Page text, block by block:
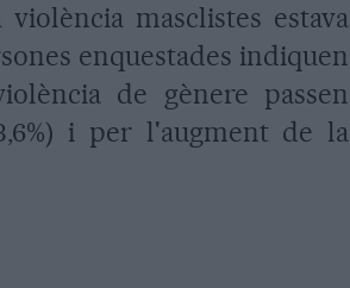
masclistes estava
enquestades indiquen
de gènere passen
i per l'augment de la